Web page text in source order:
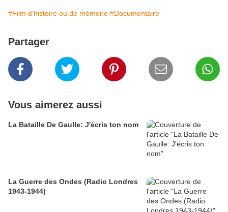
#Film d'histoire ou de mémoire #Documentaire
Partager
Vous aimerez aussi
La Bataille De Gaulle: J'écris ton nom
La Guerre des Ondes (Radio Londres
1943-1944)